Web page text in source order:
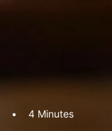
• 4 Minutes